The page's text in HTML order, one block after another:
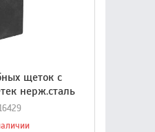
щеток с
нерж.сталь